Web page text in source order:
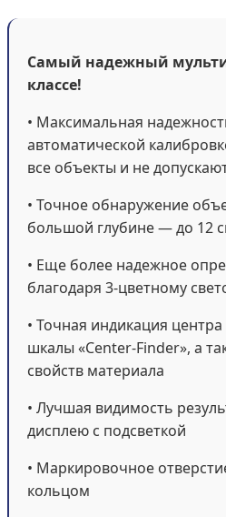
Самый надежный
классе!
• Максимальная
автоматической
все объекты и не
• Точное обнаружение
большой глубине — до 12
• Еще более надежное
благодаря 3-цветному
• Точная индикация
шкалы «Center-Finder», а
свойств материала
• Лучшая видимость
дисплею с подсветкой
• Маркировочное
кольцом